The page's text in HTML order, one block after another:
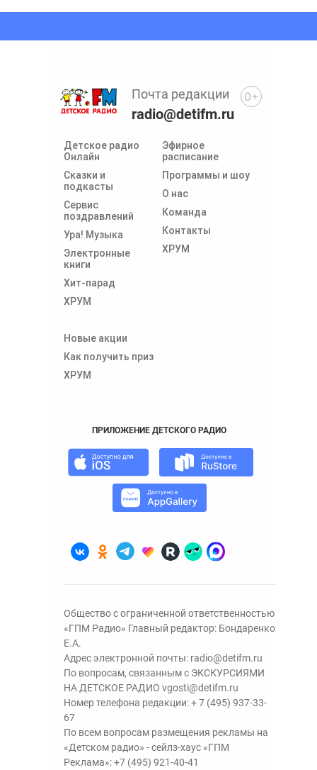
Детское радио
Онлайн
Сказки и
подкасты
Сервис
поздравлений
Ура! Музыка
Электронные
книги
Хит-парад
ХРУМ
Эфирное
расписание
Программы и шоу
О нас
Команда
Контакты
ХРУМ
Новые акции
Как получить приз
ХРУМ
Почта редакции
radio@detifm.ru
ПРИЛОЖЕНИЕ ДЕТСКОГО РАДИО
0+
Общество с ограниченной ответственностью
«ГПМ Радио» Главный редактор: Бондаренко
Е.А.
Адрес электронной почты: radio@detifm.ru
По вопросам, связанным с ЭКСКУРСИЯМИ
НА ДЕТСКОЕ РАДИО vgosti@detifm.ru
Номер телефона редакции:+ 7 (495) 937-33-
67
По всем вопросам размещения рекламы на
«Детском радио» - сейлз-хаус «ГПМ
Реклама»:+7 (495) 921-40-41